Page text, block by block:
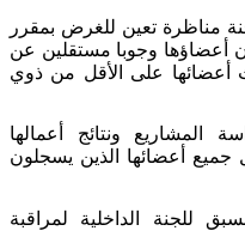
مناظرة تعين للغرض بمقرر
وجوبا مستقلين عن
أعضائها على الأقل من ذوي
المشاريع ونتائج أعمالها
أعضائها الذين يسجلون
للجنة الداخلية لمراقبة